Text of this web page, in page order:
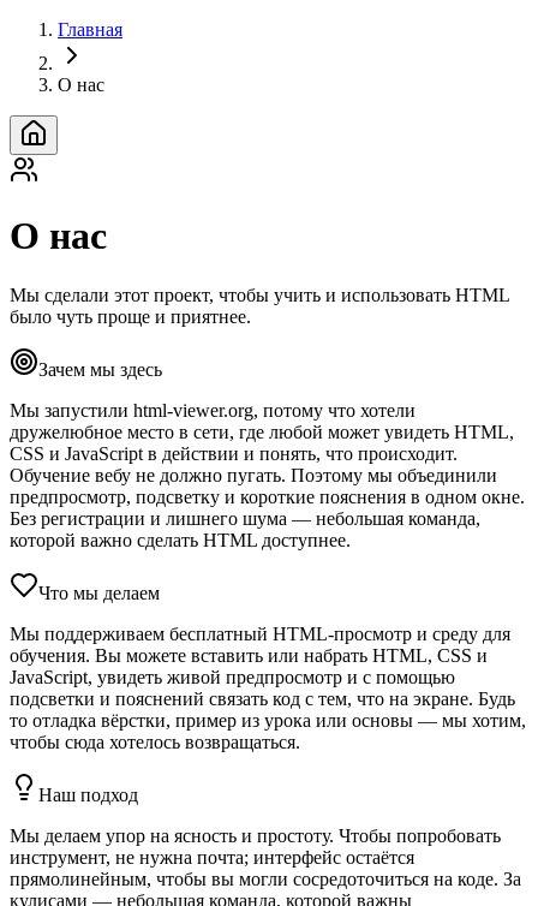
Главная
О нас
О нас
Мы сделали этот проект, чтобы учить и использовать HTML
было чуть проще и приятнее.
Зачем мы здесь
Мы запустили html-viewer.org, потому что хотели
дружелюбное место в сети, где любой может увидеть HTML,
CSS и JavaScript в действии и понять, что происходит.
Обучение вебу не должно пугать. Поэтому мы объединили
предпросмотр, подсветку и короткие пояснения в одном окне.
Без регистрации и лишнего шума — небольшая команда,
которой важно сделать HTML доступнее.
Что мы делаем
Мы поддерживаем бесплатный HTML-просмотр и среду для
обучения. Вы можете вставить или набрать HTML, CSS и
JavaScript, увидеть живой предпросмотр и с помощью
подсветки и пояснений связать код с тем, что на экране. Будь
то отладка вёрстки, пример из урока или основы — мы хотим,
чтобы сюда хотелось возвращаться.
Наш подход
Мы делаем упор на ясность и простоту. Чтобы попробовать
инструмент, не нужна почта; интерфейс остаётся
прямолинейным, чтобы вы могли сосредоточиться на коде. За
кулисами — небольшая команда, которой важны